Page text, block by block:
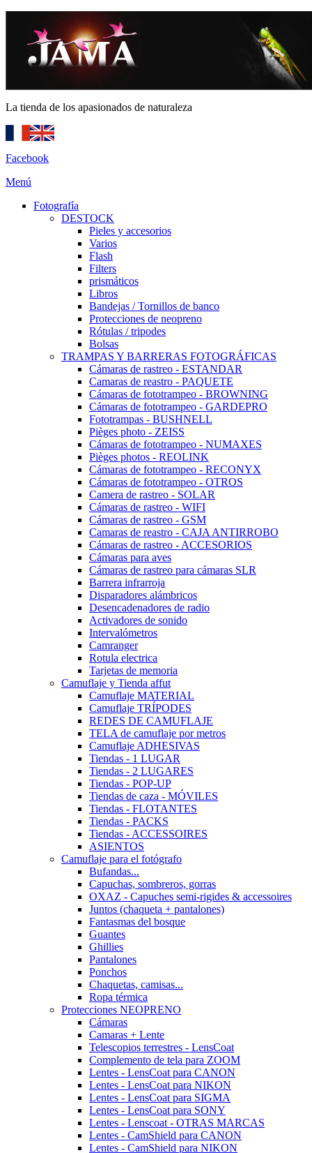
La tienda de los apasionados de naturaleza
Facebook
Menú
Fotografía
DESTOCK
Pieles y accesorios
Varios
Flash
Filters
prismáticos
Libros
Bandejas / Tornillos de banco
Protecciones de neopreno
Rótulas / tripodes
Bolsas
TRAMPAS Y BARRERAS FOTOGRÁFICAS
Cámaras de rastreo - ESTANDAR
Camaras de reastro - PAQUETE
Cámaras de fototrampeo - BROWNING
Cámaras de fototrampeo - GARDEPRO
Fototrampas - BUSHNELL
Pièges photo - ZEISS
Cámaras de fototrampeo - NUMAXES
Pièges photos - REOLINK
Cámaras de fototrampeo - RECONYX
Cámaras de fototrampeo - OTROS
Camera de rastreo - SOLAR
Cámaras de rastreo - WIFI
Cámaras de rastreo - GSM
Camaras de reastro - CAJA ANTIRROBO
Cámaras de rastreo - ACCESORIOS
Cámaras para aves
Cámaras de rastreo para cámaras SLR
Barrera infrarroja
Disparadores alámbricos
Desencadenadores de radio
Activadores de sonido
Intervalómetros
Camranger
Rotula electrica
Tarjetas de memoria
Camuflaje y Tienda affut
Camuflaje MATERIAL
Camuflaje TRÍPODES
REDES DE CAMUFLAJE
TELA de camuflaje por metros
Camuflaje ADHESIVAS
Tiendas - 1 LUGAR
Tiendas - 2 LUGARES
Tiendas - POP-UP
Tiendas de caza - MÓVILES
Tiendas - FLOTANTES
Tiendas - PACKS
Tiendas - ACCESSOIRES
ASIENTOS
Camuflaje para el fotógrafo
Bufandas...
Capuchas, sombreros, gorras
OXAZ - Capuches semi-rigides & accessoires
Juntos (chaqueta + pantalones)
Fantasmas del bosque
Guantes
Ghillies
Pantalones
Ponchos
Chaquetas, camisas...
Ropa térmica
Protecciones NEOPRENO
Cámaras
Camaras + Lente
Telescopios terrestres - LensCoat
Complemento de tela para ZOOM
Lentes - LensCoat para CANON
Lentes - LensCoat para NIKON
Lentes - LensCoat para SIGMA
Lentes - LensCoat para SONY
Lentes - Lenscoat - OTRAS MARCAS
Lentes - CamShield para CANON
Lentes - CamShield para NIKON